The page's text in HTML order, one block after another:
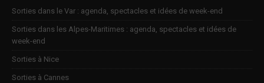
Sorties dans le Var : agenda, spectacles et idées de week-end
Sorties dans les Alpes-Maritimes : agenda, spectacles et idées de
week-end
Sorties à Nice
Sorties à Cannes